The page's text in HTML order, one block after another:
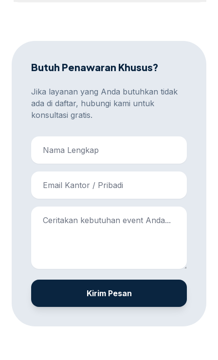
Butuh Penawaran Khusus?
Jika layanan yang Anda butuhkan tidak
ada di daftar, hubungi kami untuk
konsultasi gratis.
Kirim Pesan